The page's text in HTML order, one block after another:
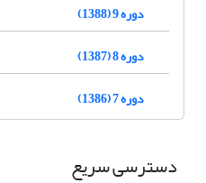
دوره 9 (1388)
دوره 8 (1387)
دوره 7 (1386)
دسترسی سریع